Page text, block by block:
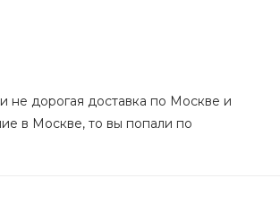
не дорогая доставка по Москве и
в Москве, то вы попали по